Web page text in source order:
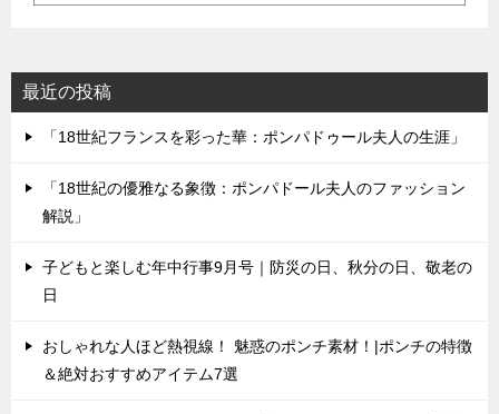
最近の投稿
「18世紀フランスを彩った華：ポンパドゥール夫人の生涯」
「18世紀の優雅なる象徴：ポンパドール夫人のファッション
解説」
子どもと楽しむ年中行事9月号｜防災の日、秋分の日、敬老の
日
おしゃれな人ほど熱視線！ 魅惑のポンチ素材！|ポンチの特徴
＆絶対おすすめアイテム7選